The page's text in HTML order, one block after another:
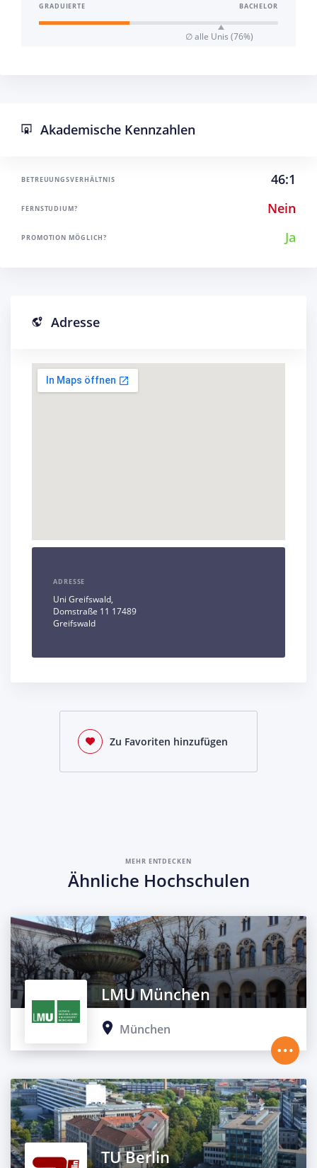
GRADUIERTE BACHELOR
∅ alle Unis (76%)
Akademische Kennzahlen
BETREUUNGSVERHÄLTNIS 46:1
FERNSTUDIUM? Nein
PROMOTION MÖGLICH? Ja
Adresse
ADRESSE
Uni Greifswald,
Domstraße 11 17489
Greifswald
Zu Favoriten hinzufügen
MEHR ENTDECKEN
Ähnliche Hochschulen
LMU München
München
TU Berlin